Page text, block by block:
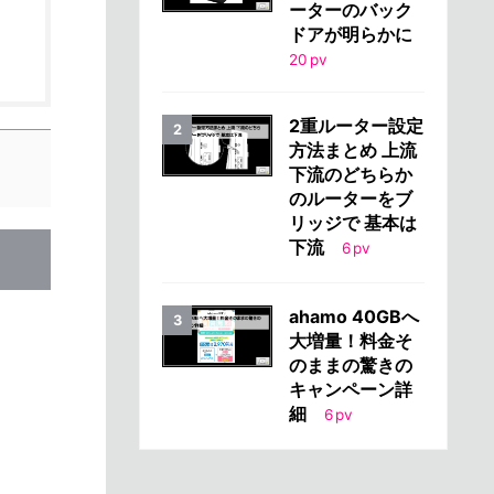
ーターのバック
ドアが明らかに
20 pv
2重ルーター設定
方法まとめ 上流
下流のどちらか
のルーターをブ
リッジで 基本は
下流
6pv
ahamo 40GBへ
大増量！料金そ
のままの驚きの
キャンペーン詳
細
6pv